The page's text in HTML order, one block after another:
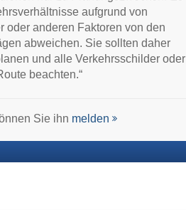
aufgrund von
oder anderen Faktoren von den
abweichen. Sie sollten daher
und alle Verkehrsschilder oder
beachten.“
Sie ihn melden